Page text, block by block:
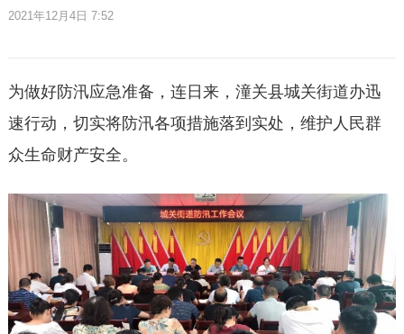
2021年12月4日 7:52
为做好防汛应急准备，连日来，潼关县城关街道办迅
速行动，切实将防汛各项措施落到实处，维护人民群
众生命财产安全。